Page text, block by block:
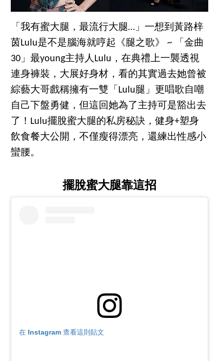
「我有蜜大腿，最流行大腿…」一想到黃路梓
茵Lulu是不是腦海就哼起《腿之歌》 ~ 「金曲
30」最young主持人Lulu，在典禮上一襲透視
連身褲裝，大展好身材，看的其實過去她曾被
綜藝大哥戲稱擁有一雙「Lulu腿」更唱歌自嘲
自己下盤勇健，但這回她為了主持可是豁出去
了！Lulu擺脫蜜大腿的私房秘訣，健身+塑身
飲食餐大公開，不僅瘦得漂亮，還練出性感小
蠻腰。
擺脫蜜大腿靠這招
在 Instagram 查看這則貼文